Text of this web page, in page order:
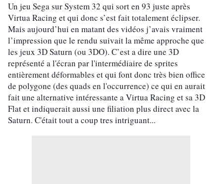
Un jeu Sega sur System 32 qui sort en 93 juste après
Virtua Racing et qui donc s’est fait totalement éclipser.
Mais aujourd’hui en matant des vidéos j’avais vraiment
l’impression que le rendu suivait la même approche que
les jeux 3D Saturn (ou 3DO). C’est a dire une 3D
représenté a l'écran par l'intermédiaire de sprites
entièrement déformables et qui font donc très bien office
de polygone (des quads en l'occurrence) ce qui en aurait
fait une alternative intéressante a Virtua Racing et sa 3D
Flat et indiquerait aussi une filiation plus direct avec la
Saturn. C'était tout a coup tres intriguant...